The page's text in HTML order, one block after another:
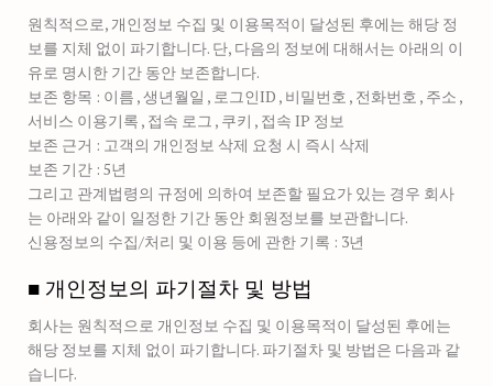
원칙적으로, 개인정보 수집 및 이용목적이 달성된 후에는 해당 정
보를 지체 없이 파기합니다. 단, 다음의 정보에 대해서는 아래의 이
유로 명시한 기간 동안 보존합니다.
보존 항목 : 이름 , 생년월일 , 로그인ID , 비밀번호 , 전화번호 , 주소 ,
서비스 이용기록 , 접속 로그 , 쿠키 , 접속 IP 정보
보존 근거 : 고객의 개인정보 삭제 요청 시 즉시 삭제
보존 기간 : 5년
그리고 관계법령의 규정에 의하여 보존할 필요가 있는 경우 회사
는 아래와 같이 일정한 기간 동안 회원정보를 보관합니다.
신용정보의 수집/처리 및 이용 등에 관한 기록 : 3년
■ 개인정보의 파기절차 및 방법
회사는 원칙적으로 개인정보 수집 및 이용목적이 달성된 후에는
해당 정보를 지체 없이 파기합니다. 파기절차 및 방법은 다음과 같
습니다.